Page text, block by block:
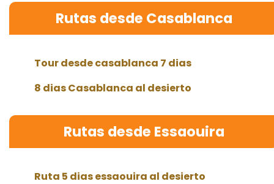
Rutas desde Casablanca
Tour desde casablanca 7 dias
8 dias Casablanca al desierto
Rutas desde Essaouira
Ruta 5 dias essaouira al desierto